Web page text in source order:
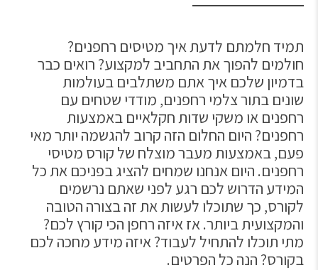
תמיד חלמתם לדעת איך מטיסים רחפנים?
חולמים להפוך את התחביב למקצוע? רואים כבר
בדמיון שלכם איך אתם משתלבים בעולמות
שונים בתור צלמי רחפנים, מודדי שטחים עם
רחפנים או משקי שדות חקלאיים באמצעות
רחפנים? היום החלום הזה קרוב להגשמה יותר מאי
פעם, באמצעות מעבר מוצלח של קורס מטיסי
רחפנים. היום אנחנו שמחים להציג בפניכם את כל
המידע הדרוש לכם רגע לפני שאתם נרשמים
לקורס, כך שתוכלו לעשות את זה בצורה הטובה
והמקצועית ביותר. אז איזה רחפן הכי קורץ לכם?
מתי תוכלו להתחיל לעבוד? איזה מידע מחכה לכם
בקורס? הנה כל הפרטים.